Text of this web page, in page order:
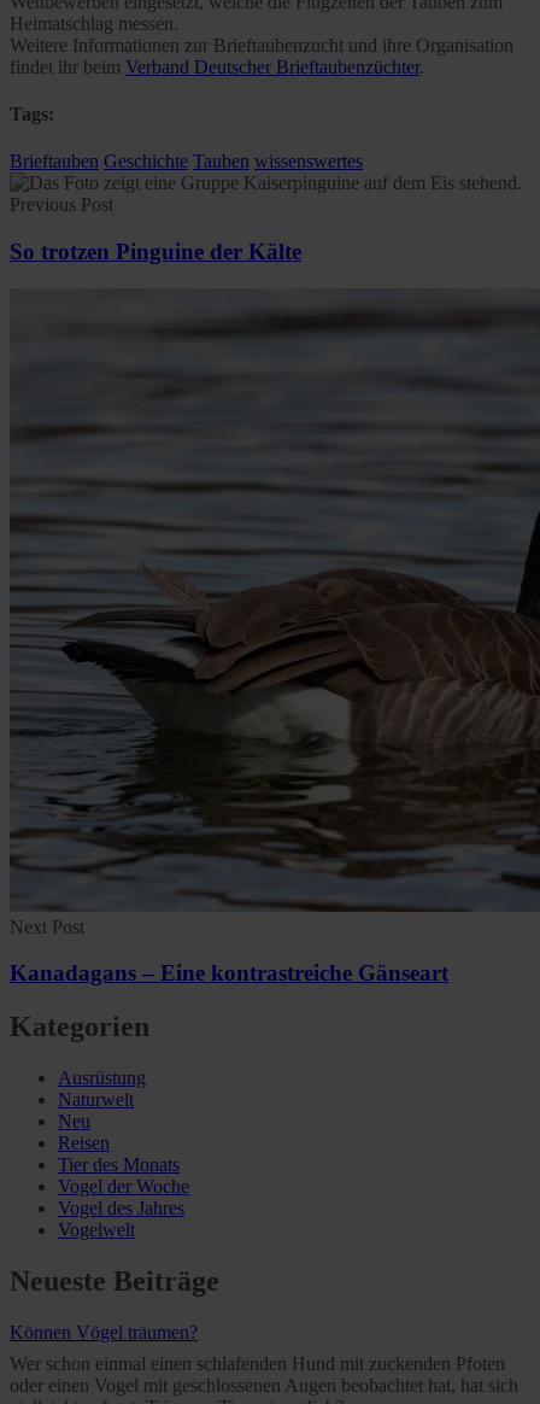
Heimatschlag messen.
Weitere Informationen zur Brieftaubenzucht und ihre Organisation
findet ihr beim Verband Deutscher Brieftaubenzüchter.
Tags:
Brieftauben Geschichte Tauben wissenswertes
Previous Post
So trotzen Pinguine der Kälte
Next Post
Kanadagans – Eine kontrastreiche Gänseart
Kategorien
Ausrüstung
Naturwelt
Neu
Reisen
Tier des Monats
Vogel der Woche
Vogel des Jahres
Vogelwelt
Neueste Beiträge
Können Vögel träumen?
Wer schon einmal einen schlafenden Hund mit zuckenden Pfoten
oder einen Vogel mit geschlossenen Augen beobachtet hat, hat sich